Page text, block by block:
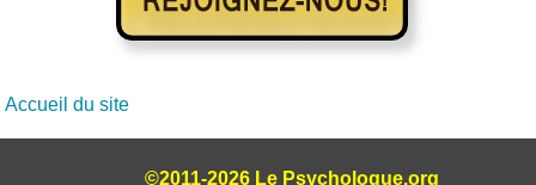
Accueil du site
©2011-2026 Le Psychologue.org